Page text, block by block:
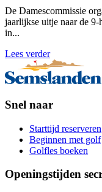
De Damescommissie
jaarlijkse uitje naar de
in...
Lees verder
Snel naar
Starttijd reserveren
Beginnen met golf
Golfles boeken
Openingstijden